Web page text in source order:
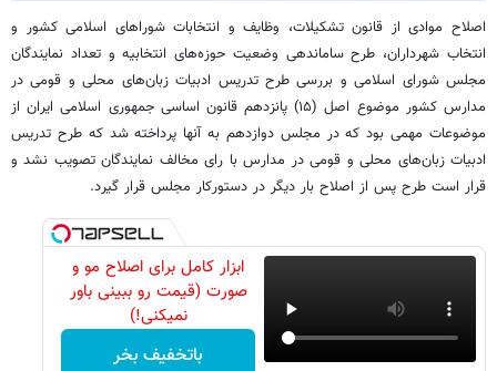
اصلاح موادی از قانون تشکیلات، وظایف و انتخابات شوراهای اسلامی کشور و
انتخاب شهرداران، طرح ساماندهی وضعیت حوزه‌های انتخابیه و تعداد نمایندگان
مجلس شورای اسلامی و بررسی طرح تدریس ادبیات زبان‌های محلی و قومی در
مدارس کشور موضوع اصل (۱۵) پانزدهم قانون اساسی جمهوری اسلامی ایران از
موضوعات مهمی بود که در مجلس دوازدهم به آنها پرداخته شد که طرح تدریس
ادبیات زبان‌های محلی و قومی در مدارس با رای مخالف نمایندگان تصویب نشد و
قرار است طرح پس از اصلاح بار دیگر در دستورکار مجلس قرار گیرد.
ابزار کامل برای اصلاح مو و
صورت (قیمت رو ببینی باور
نمیکنی!)
باتخفیف بخر